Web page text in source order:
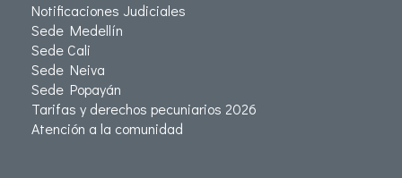
Notificaciones Judiciales
Sede Medellín
Sede Cali
Sede Neiva
Sede Popayán
Tarifas y derechos pecuniarios 2026
Atención a la comunidad